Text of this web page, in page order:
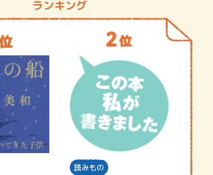
ランキング
読みもの